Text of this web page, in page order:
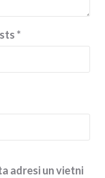
*
adresi un vietni